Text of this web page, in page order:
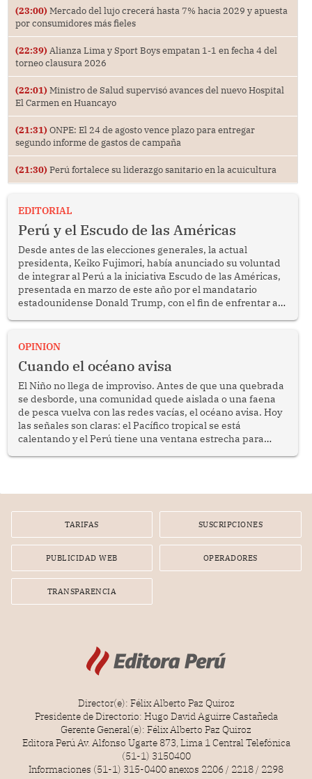
(23:00) Mercado del lujo crecerá hasta 7% hacia 2029 y apuesta
por consumidores más fieles
(22:39) Alianza Lima y Sport Boys empatan 1-1 en fecha 4 del
torneo clausura 2026
(22:01) Ministro de Salud supervisó avances del nuevo Hospital
El Carmen en Huancayo
(21:31) ONPE: El 24 de agosto vence plazo para entregar
segundo informe de gastos de campaña
(21:30) Perú fortalece su liderazgo sanitario en la acuicultura
EDITORIAL
Perú y el Escudo de las Américas
Desde antes de las elecciones generales, la actual
presidenta, Keiko Fujimori, había anunciado su voluntad
de integrar al Perú a la iniciativa Escudo de las Américas,
presentada en marzo de este año por el mandatario
estadounidense Donald Trump, con el fin de enfrentar al
OPINION
Cuando el océano avisa
El Niño no llega de improviso. Antes de que una quebrada
se desborde, una comunidad quede aislada o una faena
de pesca vuelva con las redes vacías, el océano avisa. Hoy
las señales son claras: el Pacífico tropical se está
calentando y el Perú tiene una ventana estrecha para
TARIFAS SUSCRIPCIONES
PUBLICIDAD WEB OPERADORES
TRANSPARENCIA
Director(e): Félix Alberto Paz Quiroz
Presidente de Directorio: Hugo David Aguirre Castañeda
Gerente General(e): Félix Alberto Paz Quiroz
Editora Perú Av. Alfonso Ugarte 873, Lima 1 Central Telefónica
(51-1) 3150400
Informaciones (51-1) 315-0400 anexos 2206 / 2218 / 2298